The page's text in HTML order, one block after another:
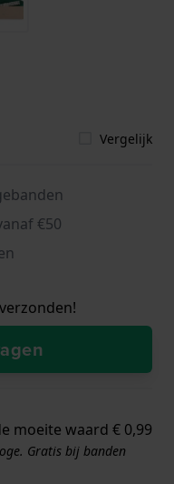
Vergelijk
€50
moeite waard € 0,99
Gratis bij banden